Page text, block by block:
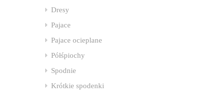
Dresy
Pajace
Pajace ocieplane
Półśpiochy
Spodnie
Krótkie spodenki